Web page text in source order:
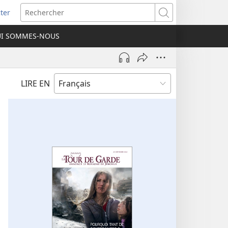
Rechercher
SOMMES-NOUS
LIRE EN